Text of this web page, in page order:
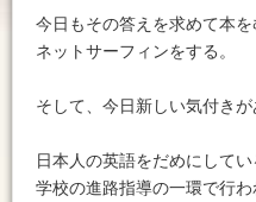
今日もその答えを求めて本を
ネットサーフィンをする。
そして、今日新しい気付きが
日本人の英語をだめにして
学校の進路指導の一環で行わ